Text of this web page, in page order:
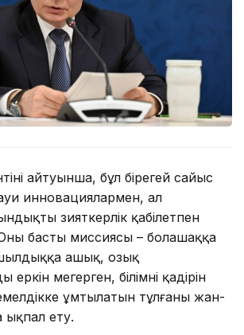
айтуынша, бұл бірегей сайыс
инновациялармен, ал
зияткерлік қабілетпен
басты миссиясы – болашаққа
ашық, озық
меңгерген, білімнің қадірін
ұмтылатын тұлғаның жан-
ету.